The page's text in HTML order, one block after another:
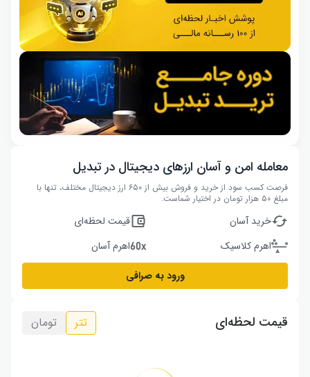
معامله امن و آسان ارزهای دیجیتال در تبدیل
فرصت کسب سود از خرید و فروش بیش از ۶۵۰ ارز دیجیتال مختلف، تنها با
مبلغ ۵۰ هزار تومان در اختیار شماست.
خرید آسان
قیمت لحظه‌ای
اهرم کلاسیک
اهرم آسان
ورود به صرافی
قیمت لحظه‌ای تتر تومان